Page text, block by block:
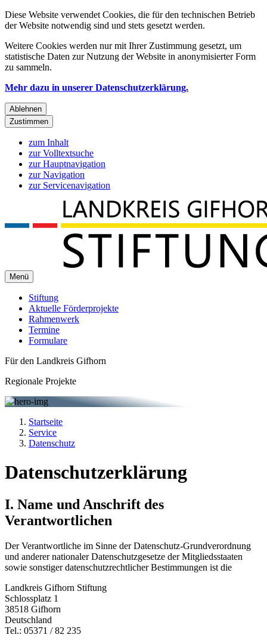
Diese Website verwendet Cookies, die für den technischen Betrieb
der Website notwendig sind und stets gesetzt werden.
Weitere Cookies werden nur mit Ihrer Zustimmung gesetzt, um
statistische Daten zur Nutzung der Website in anonymisierter Form
zu sammeln.
Mehr dazu in unserer Datenschutzerklärung.
Ablehnen
Zustimmen
zum Inhalt
zur Volltextsuche
zur Hauptnavigation
zur Navigation
zur Servicenavigation
Menü
Stiftung
Aktuelle Förderprojekte
Rahmenwerk
Termine
Formulare
Für den Landkreis Gifhorn
Regionale Projekte
Startseite
Service
Datenschutz
Datenschutzerklärung
I. Name und Anschrift des
Verantwortlichen
Der Verantwortliche im Sinne der Datenschutz-Grundverordnung
und anderer nationaler Datenschutzgesetze der Mitgliedsstaaten
sowie sonstiger datenschutzrechtlicher Bestimmungen ist die
Landkreis Gifhorn Stiftung
Schlossplatz 1
38518 Gifhorn
Deutschland
Tel.: 05371 / 82 235